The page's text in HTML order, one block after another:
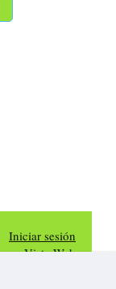
Iniciar sesión
Vista Web